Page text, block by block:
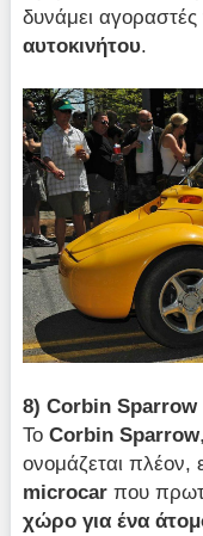
δυνάμει
αυτοκινήτου.
8) Corbin Sparrow
ΤοCorbinSparrow
ονομάζεται πλέον,
microcar που
χώρο για ένα